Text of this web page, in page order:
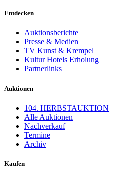
Entdecken
Auktionsberichte
Presse & Medien
TV Kunst & Krempel
Kultur Hotels Erholung
Partnerlinks
Auktionen
104. HERBSTAUKTION
Alle Auktionen
Nachverkauf
Termine
Archiv
Kaufen